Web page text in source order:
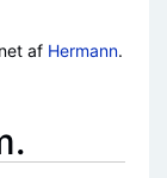
af Hermann.